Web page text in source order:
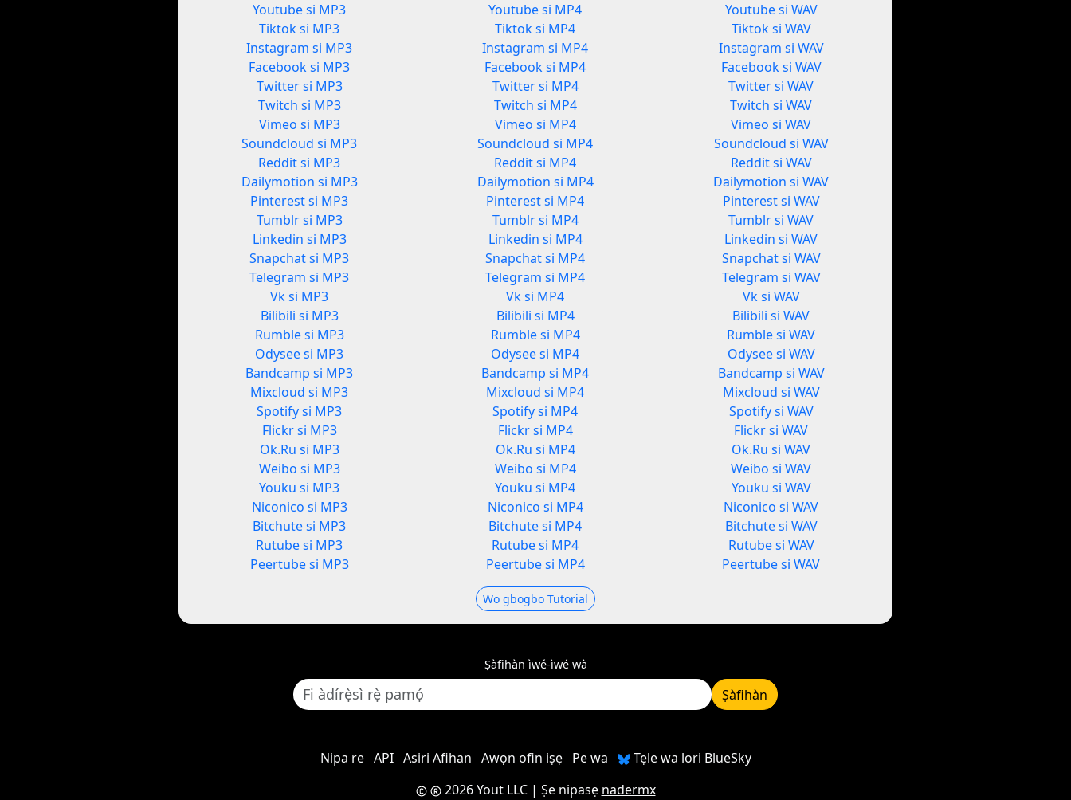
Youtube si MP3
Tiktok si MP3
Instagram si MP3
Facebook si MP3
Twitter si MP3
Twitch si MP3
Vimeo si MP3
Soundcloud si MP3
Reddit si MP3
Dailymotion si MP3
Pinterest si MP3
Tumblr si MP3
Linkedin si MP3
Snapchat si MP3
Telegram si MP3
Vk si MP3
Bilibili si MP3
Rumble si MP3
Odysee si MP3
Bandcamp si MP3
Mixcloud si MP3
Spotify si MP3
Flickr si MP3
Ok.Ru si MP3
Weibo si MP3
Youku si MP3
Niconico si MP3
Bitchute si MP3
Rutube si MP3
Peertube si MP3
Youtube si MP4
Tiktok si MP4
Instagram si MP4
Facebook si MP4
Twitter si MP4
Twitch si MP4
Vimeo si MP4
Soundcloud si MP4
Reddit si MP4
Dailymotion si MP4
Pinterest si MP4
Tumblr si MP4
Linkedin si MP4
Snapchat si MP4
Telegram si MP4
Vk si MP4
Bilibili si MP4
Rumble si MP4
Odysee si MP4
Bandcamp si MP4
Mixcloud si MP4
Spotify si MP4
Flickr si MP4
Ok.Ru si MP4
Weibo si MP4
Youku si MP4
Niconico si MP4
Bitchute si MP4
Rutube si MP4
Peertube si MP4
Youtube si WAV
Tiktok si WAV
Instagram si WAV
Facebook si WAV
Twitter si WAV
Twitch si WAV
Vimeo si WAV
Soundcloud si WAV
Reddit si WAV
Dailymotion si WAV
Pinterest si WAV
Tumblr si WAV
Linkedin si WAV
Snapchat si WAV
Telegram si WAV
Vk si WAV
Bilibili si WAV
Rumble si WAV
Odysee si WAV
Bandcamp si WAV
Mixcloud si WAV
Spotify si WAV
Flickr si WAV
Ok.Ru si WAV
Weibo si WAV
Youku si WAV
Niconico si WAV
Bitchute si WAV
Rutube si WAV
Peertube si WAV
Wo gbogbo Tutorial
Ṣàfihàn ìwé-ìwé wà
Ṣàfihàn
Nipa re API Asiri Afihan Awọn ofin iṣẹ Pe wa
Tẹle wa lori BlueSky
2026 Yout LLC| Ṣe nipasẹ nadermx